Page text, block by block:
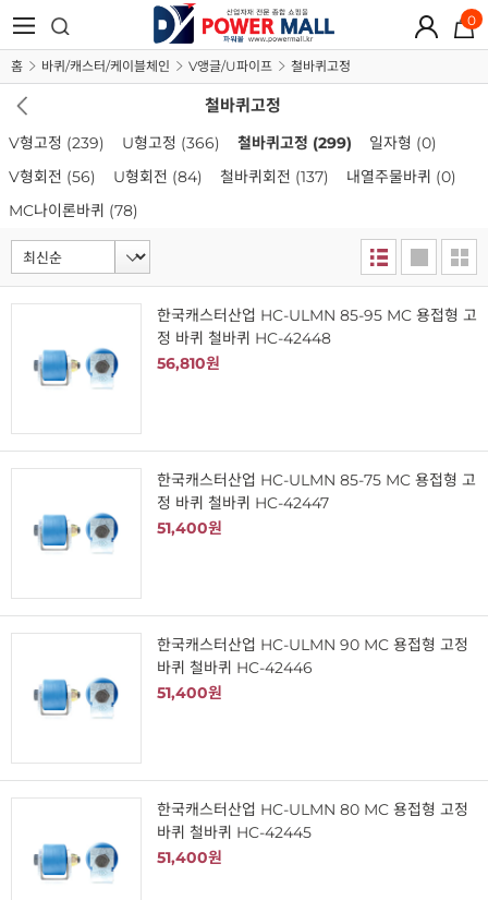
0
홈 바퀴/캐스터/케이블체인 V앵글/U파이프 철바퀴고정
철바퀴고정
V형고정 (239) U형고정 (366) 철바퀴고정 (299) 일자형 (0)
V형회전 (56) U형회전 (84) 철바퀴회전 (137) 내열주물바퀴 (0)
MC나이론바퀴 (78)
한국캐스터산업 HC-ULMN 85-95 MC 용접형 고
정 바퀴 철바퀴 HC-42448
56,810원
한국캐스터산업 HC-ULMN 85-75 MC 용접형 고
정 바퀴 철바퀴 HC-42447
51,400원
한국캐스터산업 HC-ULMN 90 MC 용접형 고정
바퀴 철바퀴 HC-42446
51,400원
한국캐스터산업 HC-ULMN 80 MC 용접형 고정
바퀴 철바퀴 HC-42445
51,400원